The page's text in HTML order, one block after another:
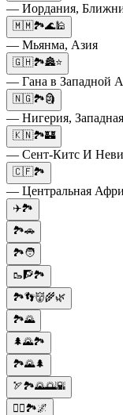
— Иордания,
🇲🇲🏞️🌊🕌
— Мьянма, Азия
🇬🇭🏞️🏯⭐
— Гана в Западной
🇳🇬🏞️🗿
— Нигерия,
🇰🇳🏞️🏰
— Сент-Китс И
🇨🇫🏞️
— Центральная
✈️🏞️
🏞️🚗
🏞️🧑
🥾🧗🏞️
🏞️👣👹🌾🌿
🏞️🌄
🌲🌄🏞️
🏞️🌄🌲
🏹🏞️🌄🌅🌇
🚵‍♂️🏞️🌌